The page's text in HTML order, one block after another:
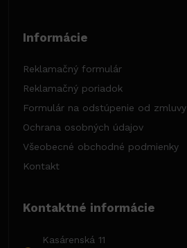
Informácie
Reklamačný formulár
Reklamačný poriadok
Formulár na odstúpenie od zmluvy
Ochrana osobných údajov
Všeobecné obchodné podmienky
Kontakt
Kontaktné informácie
Kasárenská 11